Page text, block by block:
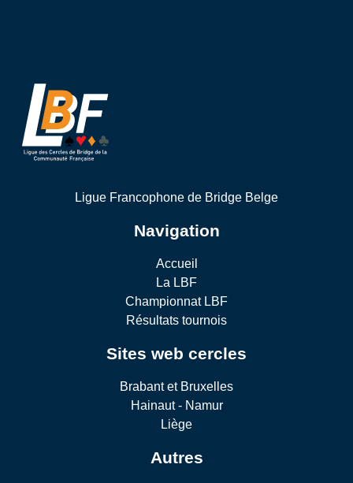
Ligue Francophone de Bridge Belge
Navigation
Accueil
La LBF
Championnat LBF
Résultats tournois
Sites web cercles
Brabant et Bruxelles
Hainaut - Namur
Liège
Autres